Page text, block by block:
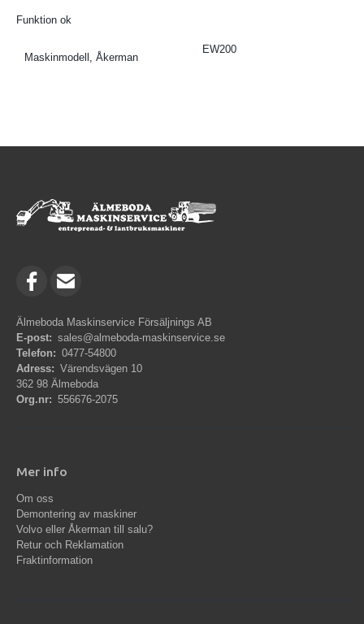
Funktion ok
Maskinmodell, Åkerman
EW200
Älmeboda Maskinservice Försäljnings AB
E-post: sales@almeboda-maskinservice.se
Telefon: 0477-54800
Adress: Värendsvägen 10
362 98 Älmeboda
Org.nr: 556676-2075
Mer info
Om oss
Demontering av maskiner
Volvo eller Åkerman till salu?
Retur och Reklamation
Fraktinformation